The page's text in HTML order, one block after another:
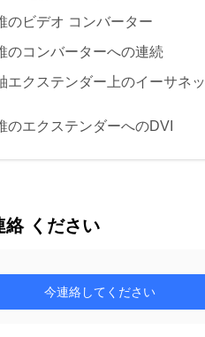
のビデオ コンバーター
のコンバーターへの連続
エクステンダー上のイーサネッ
のエクステンダーへのDVI
絡 ください
今連絡してください